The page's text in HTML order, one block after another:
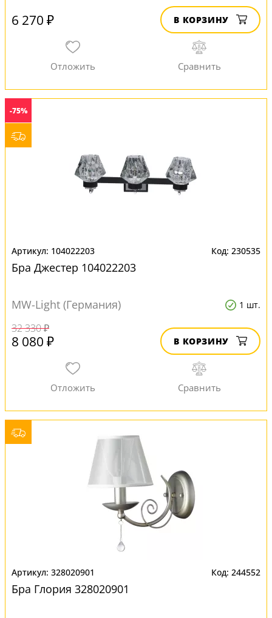
6 270 ₽ В КОРЗИНУ
-75%
104022203 230535
Бра Джестер 104022203
MW-Light (Германия) 1 шт.
32 330 ₽
8 080 ₽ В КОРЗИНУ
328020901 244552
Бра Глория 328020901